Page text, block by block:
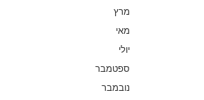
מרץ
מאי
יולי
ספטמבר
נובמבר